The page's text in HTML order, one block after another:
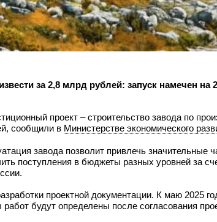
за 2,8 млрд рублей: запуск намечен на
проект – строительство завода по
сообщили в Министерстве экономического
завода позволит привлечь значительные
поступления в бюджеты разных уровней за
проектной документации. К маю 2025
будут определены после согласования